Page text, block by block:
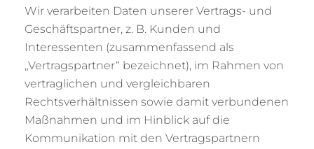
Wir verarbeiten Daten unserer Vertrags- und
Geschäftspartner, z. B. Kunden und
Interessenten (zusammenfassend als
„Vertragspartner“ bezeichnet), im Rahmen von
vertraglichen und vergleichbaren
Rechtsverhältnissen sowie damit verbundenen
Maßnahmen und im Hinblick auf die
Kommunikation mit den Vertragspartnern